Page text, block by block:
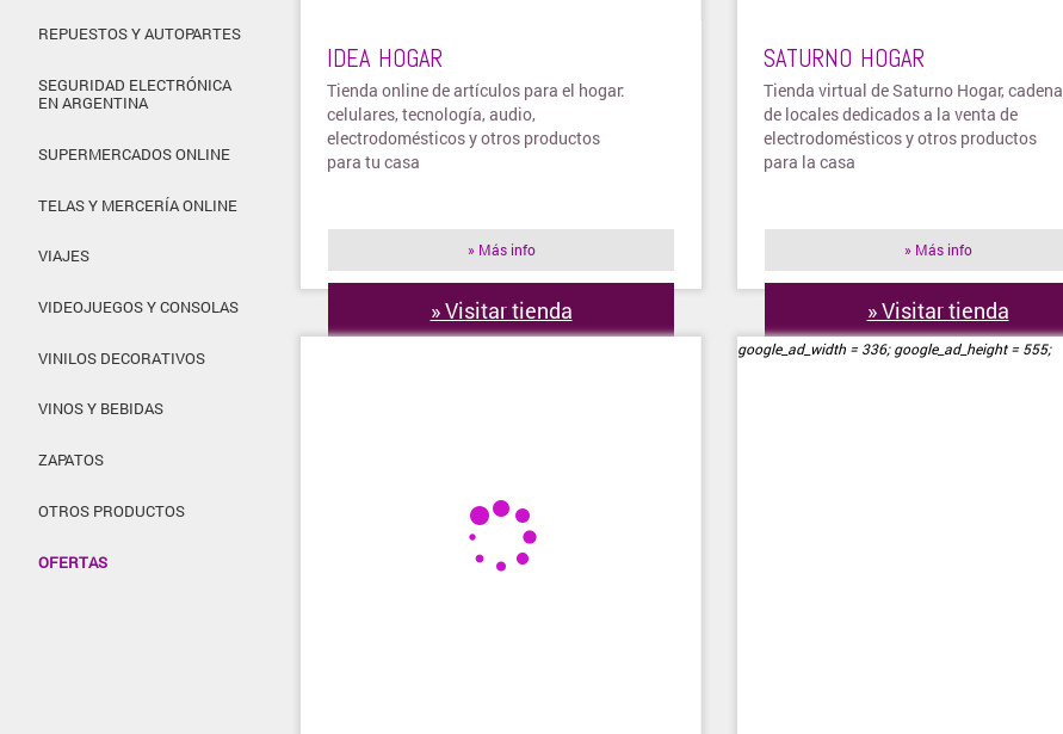
REPUESTOS Y AUTOPARTES
SEGURIDAD ELECTRÓNICA
EN ARGENTINA
SUPERMERCADOS ONLINE
TELAS Y MERCERÍA ONLINE
VIAJES
VIDEOJUEGOS Y CONSOLAS
VINILOS DECORATIVOS
VINOS Y BEBIDAS
ZAPATOS
OTROS PRODUCTOS
OFERTAS
IDEA HOGAR
Tienda online de artículos para el hogar:
celulares, tecnología, audio,
electrodomésticos y otros productos
para tu casa
» Más info
» Visitar tienda
SATURNO HOGAR
Tienda virtual de Saturno Hogar, cadena
de locales dedicados a la venta de
electrodomésticos y otros productos
para la casa
» Más info
» Visitar tienda
google_ad_width = 336; google_ad_height = 555;